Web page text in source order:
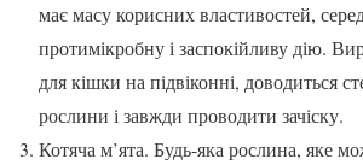
має масу корисних властивостей,
протимікробну і заспокійливу дію.
для кішки на підвіконні, доводиться
рослини і завжди проводити зачіску.
Котяча м’ята. Будь-яка рослина, яке